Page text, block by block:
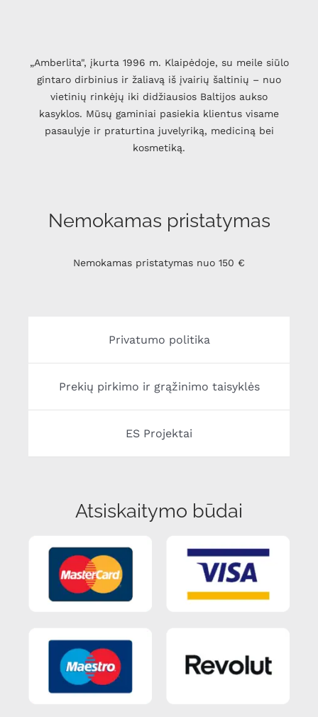
„Amberlita", įkurta 1996 m. Klaipėdoje, su meile siūlo
gintaro dirbinius ir žaliavą iš įvairių šaltinių – nuo
vietinių rinkėjų iki didžiausios Baltijos aukso
kasyklos. Mūsų gaminiai pasiekia klientus visame
pasaulyje ir praturtina juvelyriką, mediciną bei
kosmetiką.
Nemokamas pristatymas
Nemokamas pristatymas nuo 150 €
Privatumo politika
Prekių pirkimo ir grąžinimo taisyklės
ES Projektai
Atsiskaitymo būdai